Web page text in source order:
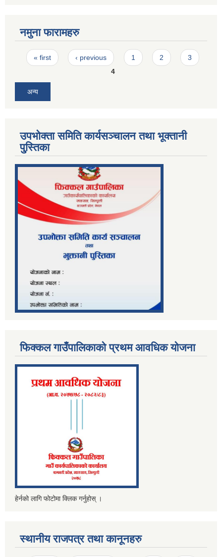
नमुना फारामहरु
Pages
« first ‹ previous 1 2
3
4
अन्य
उपभोक्ता समिति कार्यसञ्चालन तथा भूक्तानी
पु्स्तिका
फिक्कल गाउँपालिकाको प्रथम आवधिक योजना
हेर्नको लागि फोटोमा क्लिक गर्नुहोस् ।
स्थानीय राजपत्र तथा कानूनहरु